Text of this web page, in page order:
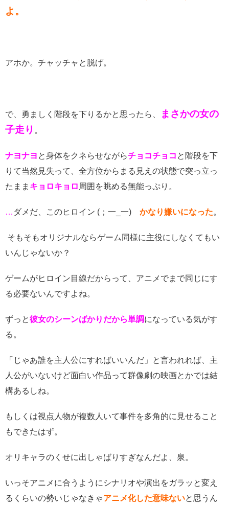
よ。
アホか。チャッチャと脱げ。
で、勇ましく階段を下りるかと思ったら、
まさかの女の
子走り 。
ナヨナヨ と身体をクネらせながらチョコチョコ と階段を下
りて当然見失って、全方位からまる見えの状態で突っ立っ
たまま キョロキョロ 周囲を眺める無能っぷり。
… ダメだ、このヒロイン ( ；一 一) かなり嫌いになった。
そもそもオリジナルならゲーム同様に主役にしなくてもい
いんじゃないか？
ゲームがヒロイン目線だからって、アニメでまで同じにす
る必要ないんですよね。
ずっと彼女のシーンばかりだから単調になっている気がす
る。
「じゃあ誰を主人公にすればいいんだ」と言われれば、主
人公がいないけど面白い作品って群像劇の映画とかでは結
構あるしね。
もしくは視点人物が複数人いて事件を多角的に見せること
もできたはず。
オリキャラのくせに出しゃばりすぎなんだよ、泉。
いっそアニメに合うようにシナリオや演出をガラッと変え
るくらいの勢いじゃなきゃアニメ化した意味ないと思うん